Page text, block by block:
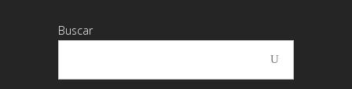
Buscar